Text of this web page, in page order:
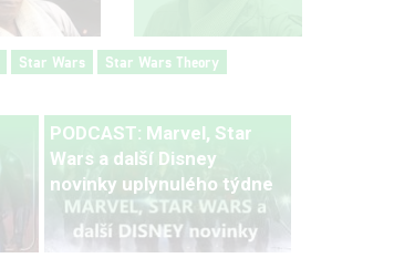
Star Wars
Star Wars Theory
PODCAST: Marvel, Star
Wars a další Disney
novinky uplynulého týdne